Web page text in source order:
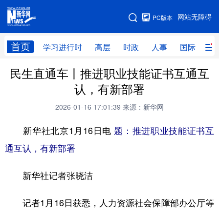
网站无障碍
PC版本
首页 学习进行时 高层 时政 人事 国际 财
网站地图
学习进行时 高层 时政 人事
财经 网评
科技 科创 量子 体育
文化
访谈 视频
民生直通车丨推进职业技能证书互通互
认，有新部署
2026-01-16 17:01:39 来源：新华网
新华社北京1月16日电 题：推进职业技能证书互
通互认，有新部署
新华社记者张晓洁
记者1月16日获悉，人力资源社会保障部办公厅等